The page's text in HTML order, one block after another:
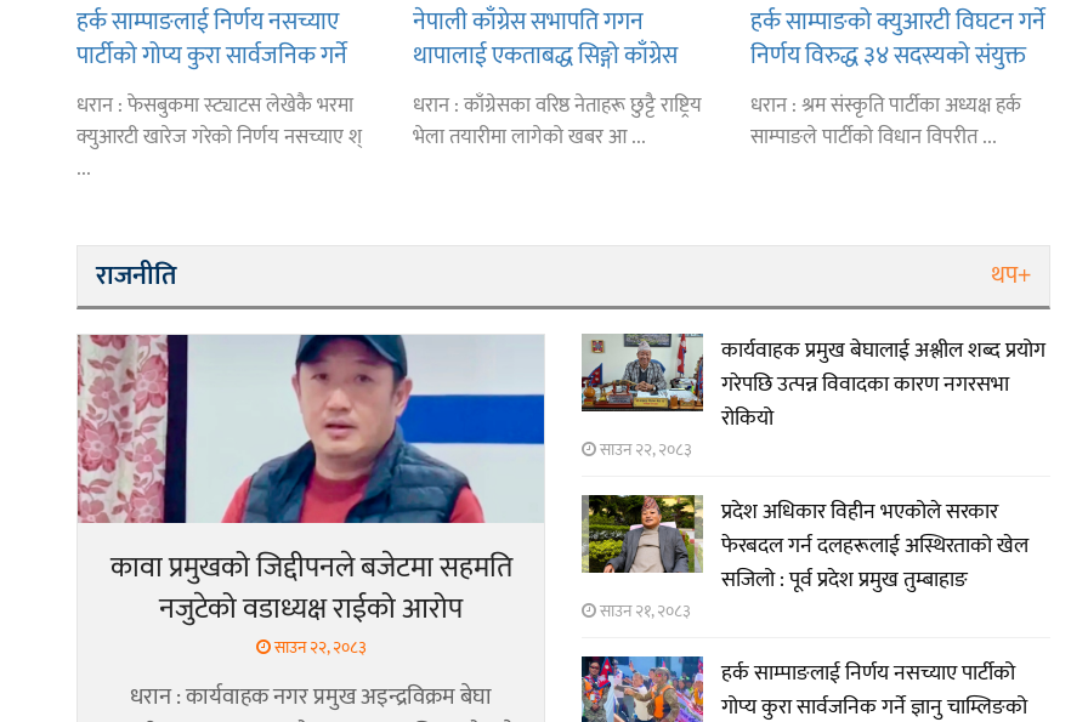
हर्क साम्पाङलाई निर्णय नसच्याए
पार्टीको गोप्य कुरा सार्वजनिक गर्ने
ज्ञानु चाम्लिङको चेतावनी
धरान : फेसबुकमा स्ट्याटस लेखेकै भरमा
क्युआरटी खारेज गरेको निर्णय नसच्याए श्
...
नेपाली काँग्रेस सभापति गगन
थापालाई एकताबद्ध सिङ्गो काँग्रेस
निर्माण गर्न सुनसरीका कार्यकर्ताको
आग्रह
धरान : काँग्रेसका वरिष्ठ नेताहरू छुट्टै राष्ट्रिय
भेला तयारीमा लागेको खबर आ ...
हर्क साम्पाङको क्युआरटी विघटन गर्ने
निर्णय विरुद्ध ३४ सदस्यको संयुक्त
विज्ञप्ती
धरान : श्रम संस्कृति पार्टीका अध्यक्ष हर्क
साम्पाङले पार्टीको विधान विपरीत ...
राजनीति थप+
कावा प्रमुखको जिद्दीपनले बजेटमा सहमति
नजुटेको वडाध्यक्ष राईको आरोप
साउन २२, २०८३
धरान : कार्यवाहक नगर प्रमुख अइन्द्रविक्रम बेघा
कार्यवाहक प्रमुख बेघालाई अश्लील शब्द प्रयोग
गरेपछि उत्पन्न विवादका कारण नगरसभा
रोकियो
साउन २२, २०८३
प्रदेश अधिकार विहीन भएकोले सरकार
फेरबदल गर्न दलहरूलाई अस्थिरताको खेल
सजिलो : पूर्व प्रदेश प्रमुख तुम्बाहाङ
साउन २१, २०८३
हर्क साम्पाङलाई निर्णय नसच्याए पार्टीको
गोप्य कुरा सार्वजनिक गर्ने ज्ञानु चाम्लिङको